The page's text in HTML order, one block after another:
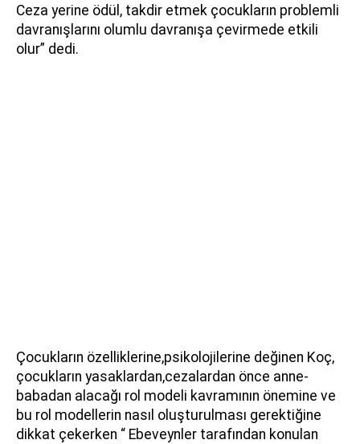
Ceza yerine ödül, takdir etmek çocukların problemli
davranışlarını olumlu davranışa çevirmede etkili
olur” dedi.
Çocukların özelliklerine,psikolojilerine değinen Koç,
çocukların yasaklardan,cezalardan önce anne-
babadan alacağı rol modeli kavramının önemine ve
bu rol modellerin nasıl oluşturulması gerektiğine
dikkat çekerken “ Ebeveynler tarafından konulan